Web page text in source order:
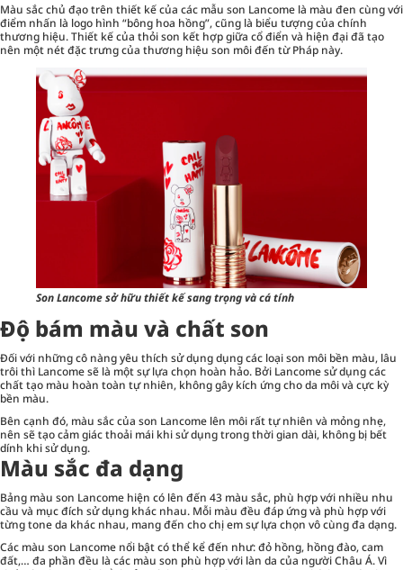
Màu sắc chủ đạo trên thiết kế của các mẫu son Lancome là màu đen cùng với
điểm nhấn là logo hình “bông hoa hồng”, cũng là biểu tượng của chính
thương hiệu. Thiết kế của thỏi son kết hợp giữa cổ điển và hiện đại đã tạo
nên một nét đặc trưng của thương hiệu son môi đến từ Pháp này.
Son Lancome sở hữu thiết kế sang trọng và cá tính
Độ bám màu và chất son
Đối với những cô nàng yêu thích sử dụng dụng các loại son môi bền màu, lâu
trôi thì Lancome sẽ là một sự lựa chọn hoàn hảo. Bởi Lancome sử dụng các
chất tạo màu hoàn toàn tự nhiên, không gây kích ứng cho da môi và cực kỳ
bền màu.
Bên cạnh đó, màu sắc của son Lancome lên môi rất tự nhiên và mỏng nhẹ,
nên sẽ tạo cảm giác thoải mái khi sử dụng trong thời gian dài, không bị bết
dính khi sử dụng.
Màu sắc đa dạng
Bảng màu son Lancome hiện có lên đến 43 màu sắc, phù hợp với nhiều nhu
cầu và mục đích sử dụng khác nhau. Mỗi màu đều đáp ứng và phù hợp với
từng tone da khác nhau, mang đến cho chị em sự lựa chọn vô cùng đa dạng.
Các màu son Lancome nổi bật có thể kể đến như: đỏ hồng, hồng đào, cam
đất,… đa phần đều là các màu son phù hợp với làn da của người Châu Á. Vì